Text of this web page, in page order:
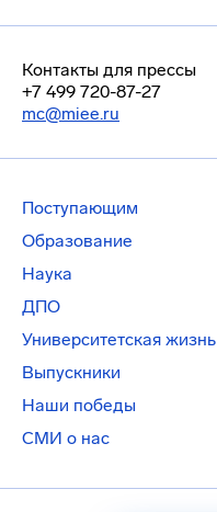
Контакты для прессы
+7 499 720-87-27
mc@miee.ru
Поступающим
Образование
Наука
ДПО
Университетская жизнь
Выпускники
Наши победы
СМИ о нас